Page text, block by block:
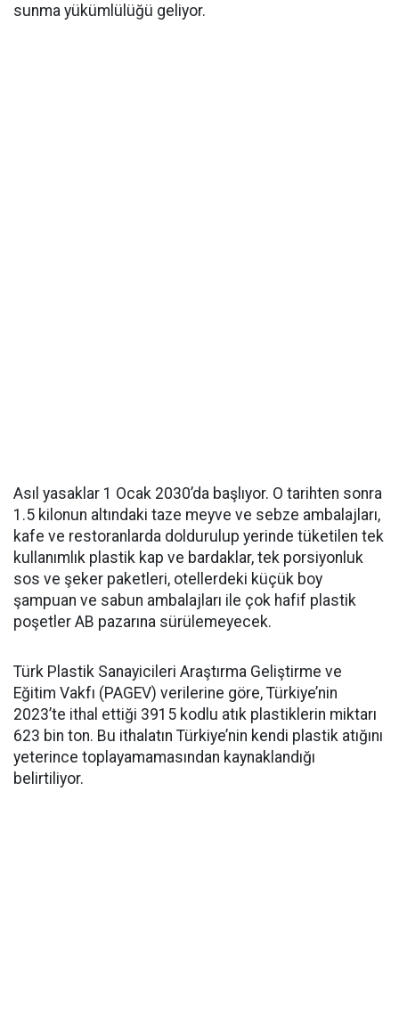
sunma yükümlülüğü geliyor.
Asıl yasaklar 1 Ocak 2030’da başlıyor. O tarihten sonra
1.5 kilonun altındaki taze meyve ve sebze ambalajları,
kafe ve restoranlarda doldurulup yerinde tüketilen tek
kullanımlık plastik kap ve bardaklar, tek porsiyonluk
sos ve şeker paketleri, otellerdeki küçük boy
şampuan ve sabun ambalajları ile çok hafif plastik
poşetler AB pazarına sürülemeyecek.
Türk Plastik Sanayicileri Araştırma Geliştirme ve
Eğitim Vakfı (PAGEV) verilerine göre, Türkiye’nin
2023’te ithal ettiği 3915 kodlu atık plastiklerin miktarı
623 bin ton. Bu ithalatın Türkiye’nin kendi plastik atığını
yeterince toplayamamasından kaynaklandığı
belirtiliyor.